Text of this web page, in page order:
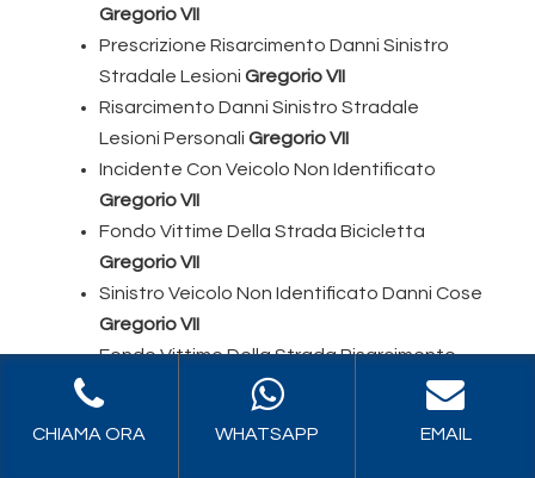
Gregorio VII
Prescrizione Risarcimento Danni Sinistro
Stradale LesioniGregorio VII
Risarcimento Danni Sinistro Stradale
Lesioni PersonaliGregorio VII
Incidente Con Veicolo Non Identificato
Gregorio VII
Fondo Vittime Della Strada Bicicletta
Gregorio VII
Sinistro Veicolo Non Identificato Danni Cose
Gregorio VII
Fondo Vittime Della Strada Risarcimento
Gregorio VII
CHIAMA ORA WHATSAPP EMAIL